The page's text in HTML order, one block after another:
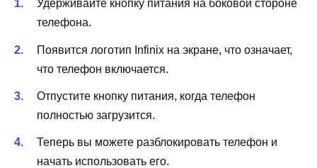
Удерживайте кнопку питания на боковой стороне
телефона.
Появится логотип Infinix на экране, что означает,
что телефон включается.
Отпустите кнопку питания, когда телефон
полностью загрузится.
Теперь вы можете разблокировать телефон и
начать использовать его.